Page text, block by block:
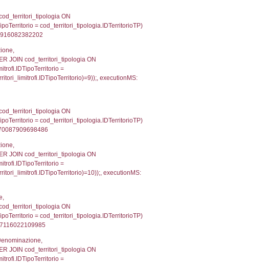
cod_territori_tipologia ON
=
reg_f_territori_limitrofi.Denominazione,
INNER JOIN cod_territori_tipologia ON
=
executionMS:
f_territori_limitrofi.Denominazione,
FROM f_territori_limitrofi INNER JOIN
AND
executionMS:
reg_f_territori_limitrofi.Denominazione,
FROM reg_f_territori_limitrofi INNER JOIN
AND